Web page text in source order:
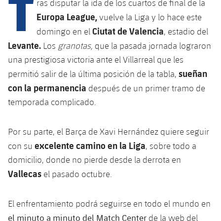
plusicon
más
Instalaciones
Spotify Camp Nou
Estadi Johan Cruyff
Barça Cafe
La Masia
plusicon
más
Servicios
plusicon
más
SUB13
SUB12
SUB11 A
SUB11 B
SUB10 B
SUB9 A
SUB8 A
SUB13 B
SUB12 C
SUB11 C
Entradas
Gameday Shows
Resultados
Clasificación
Fotos
Historia
Palmarés
Base
Barça Atlètic
Junior
Cadete A
Cadete B
Infantil A
Infantil B
Mini
Campus Verano
PLUSICON
Primer Equipo
plusicon
más
Calendario
Entradas
Resultados
Clasificaciones
Jugadores
plusicon
más
Actualidad
Calendario
Resultados
Jugadores
Actualidad
Juvenil
PLUSICON
MÁS
Primer equipo
plusicon
más
Calendario
Actualidad
ras disputar la ida de los cuartos de final de la
Europa League, vuelve la Liga y lo hace este
domingo en el Ciutat de Valencia, estadio del
Levante. Los granotas, que la pasada jornada lograron
una prestigiosa victoria ante el Villarreal que les
permitió salir de la última posición de la tabla, sueñan
con la permanencia después de un primer tramo de
temporada complicado.
Por su parte, el Barça de Xavi Hernández quiere seguir
con su excelente camino en la Liga, sobre todo a
domicilio, donde no pierde desde la derrota en
Vallecas el pasado octubre.
El enfrentamiento podrá seguirse en todo el mundo en
el minuto a minuto del Match Center de la web del